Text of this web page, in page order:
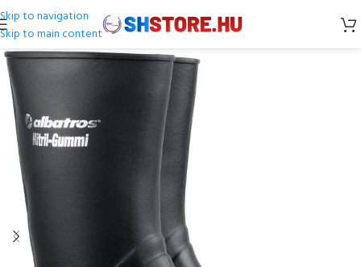
Skip to navigation
Skip to main content